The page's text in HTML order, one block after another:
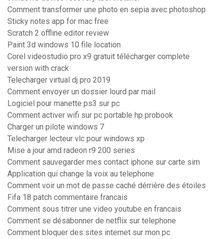
Comment transformer une photo en sepia avec photoshop
Sticky notes app for mac free
Scratch 2 offline editor review
Paint 3d windows 10 file location
Corel videostudio pro x9 gratuit télécharger complete
version with crack
Telecharger virtual dj pro 2019
Comment envoyer un dossier lourd par mail
Logiciel pour manette ps3 sur pc
Comment activer wifi sur pc portable hp probook
Charger un pilote windows 7
Telecharger lecteur vlc pour windows xp
Mise a jour amd radeon r9 200 series
Comment sauvegarder mes contact iphone sur carte sim
Application qui change la voix au telephone
Comment voir un mot de passe caché dérrière des étoiles
Fifa 18 patch commentaire francais
Comment sous titrer une video youtube en francais
Comment se désabonner de netflix sur telephone
Comment bloquer des sites internet sur mon pc